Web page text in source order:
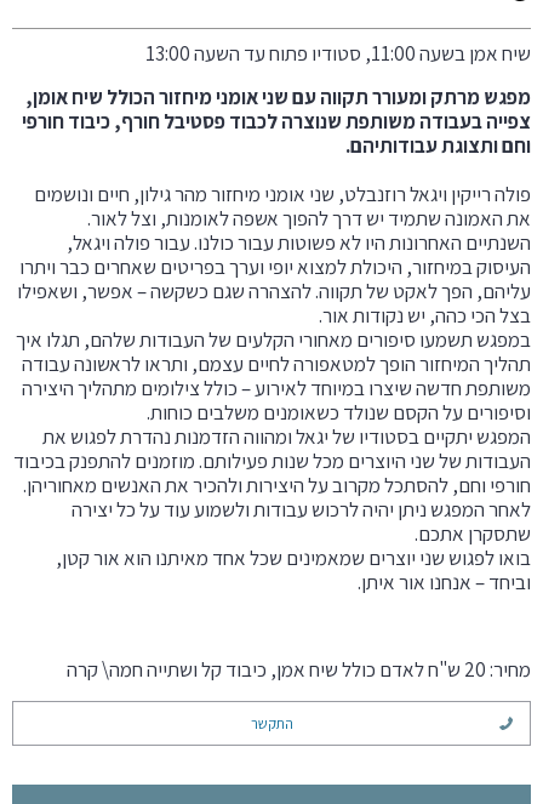
שיח אמן בשעה 11:00, סטודיו פתוח עד השעה 13:00
מפגש מרתק ומעורר תקווה עם שני אומני מיחזור הכולל שיח אומן,
צפייה בעבודה משותפת שנוצרה לכבוד פסטיבל חורף, כיבוד חורפי
וחם ותצוגת עבודותיהם.
פולה רייקין ויגאל רוזנבלט, שני אומני מיחזור מהר גילון, חיים ונושמים
את האמונה שתמיד יש דרך להפוך אשפה לאומנות, וצל לאור.
השנתיים האחרונות היו לא פשוטות עבור כולנו. עבור פולה ויגאל,
העיסוק במיחזור, היכולת למצוא יופי וערך בפריטים שאחרים כבר ויתרו
עליהם, הפך לאקט של תקווה. להצהרה שגם כשקשה – אפשר, ושאפילו
בצל הכי כהה, יש נקודות אור.
במפגש תשמעו סיפורים מאחורי הקלעים של העבודות שלהם, תגלו איך
תהליך המיחזור הופך למטאפורה לחיים עצמם, ותראו לראשונה עבודה
משותפת חדשה שיצרו במיוחד לאירוע – כולל צילומים מתהליך היצירה
וסיפורים על הקסם שנולד כשאומנים משלבים כוחות.
המפגש יתקיים בסטודיו של יגאל ומהווה הזדמנות נהדרת לפגוש את
העבודות של שני היוצרים מכל שנות פעילותם. מוזמנים להתפנק בכיבוד
חורפי וחם, להסתכל מקרוב על היצירות ולהכיר את האנשים מאחוריהן.
לאחר המפגש ניתן יהיה לרכוש עבודות ולשמוע עוד על כל יצירה
שתסקרן אתכם.
בואו לפגוש שני יוצרים שמאמינים שכל אחד מאיתנו הוא אור קטן,
וביחד – אנחנו אור איתן.
מחיר: 20 ש"ח לאדם כולל שיח אמן, כיבוד קל ושתייה חמה\ קרה
התקשר